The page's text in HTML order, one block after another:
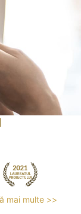
mai multe >>